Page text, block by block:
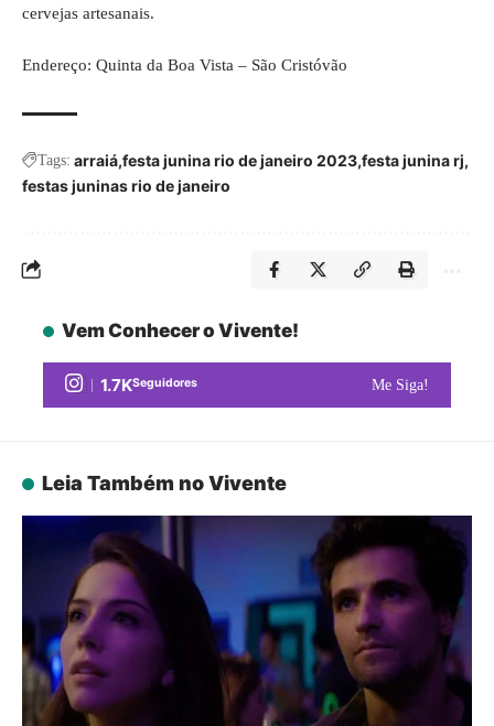
cervejas artesanais.
Endereço: Quinta da Boa Vista – São Cristóvão
Tags: arraiá festa junina rio de janeiro 2023 festa junina rj
festas juninas rio de janeiro
Vem Conhecer o Vivente!
1.7KSeguidores Me Siga!
Leia Também no Vivente